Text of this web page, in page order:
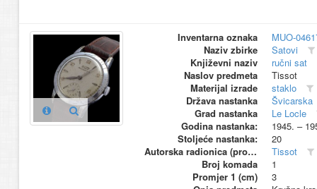
Inventarna oznaka
MUO-
Naziv zbirke
Satovi
Književni naziv
ručni sat
Naslov predmeta
Tissot
Materijal izrade
staklo
Država nastanka
Švicarska
Grad nastanka
Le Locle
Godina nastanka:
1945. –
Stoljeće nastanka:
20
Autorska radionica (proizvođač)
Tissot
Broj komada
1
Promjer 1 (cm)
3